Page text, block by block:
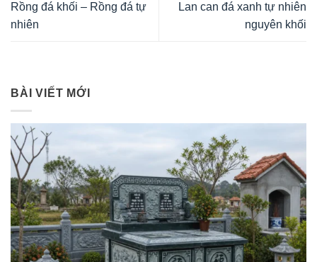
Rồng đá khối – Rồng đá tự
nhiên
Lan can đá xanh tự nhiên
nguyên khối
BÀI VIẾT MỚI